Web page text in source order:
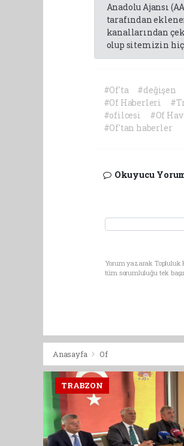
Anadolu Ajansı
tarafından
kanallarından
olup sitemizin hiç
#Of'ta #değişen
#Of Haberleri
#ofilcesi
#Of
#Of'tan haberler
Okuyucu
Yorum yazarak Topluluk
tüm sorumluluğu tek
Anasayfa Of
TRABZON